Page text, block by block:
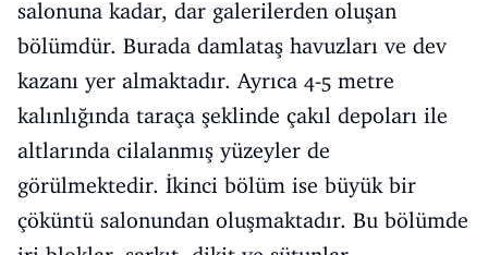
salonuna kadar, dar galerilerden oluşan
bölümdür. Burada damlataş havuzları ve dev
kazanı yer almaktadır. Ayrıca 4-5 metre
kalınlığında taraça şeklinde çakıl depoları ile
altlarında cilalanmış yüzeyler de
görülmektedir. İkinci bölüm ise büyük bir
çöküntü salonundan oluşmaktadır. Bu bölümde